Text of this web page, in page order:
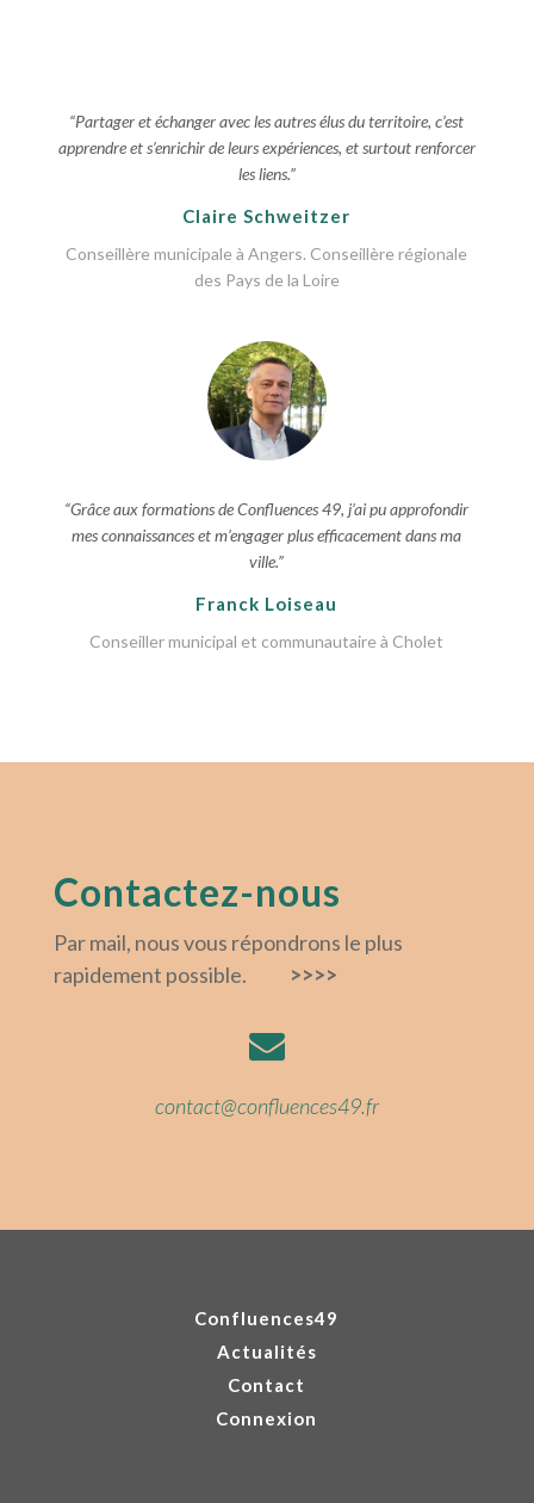
“Partager et échanger avec les autres élus du territoire, c’est
apprendre et s’enrichir de leurs expériences, et surtout renforcer
les liens.”
Claire Schweitzer
Conseillère municipale à Angers. Conseillère régionale
des Pays de la Loire
“Grâce aux formations de Confluences 49, j’ai pu approfondir
mes connaissances et m’engager plus efficacement dans ma
ville.”
Franck Loiseau
Conseiller municipal et communautaire à Cholet
Contactez-nous
Par mail, nous vous répondrons le plus
rapidement possible.
>>>>

contact@confluences49.fr
Confluences49
Actualités
Contact
Connexion